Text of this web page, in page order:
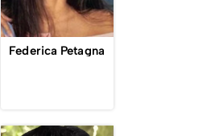
Federica Petagna